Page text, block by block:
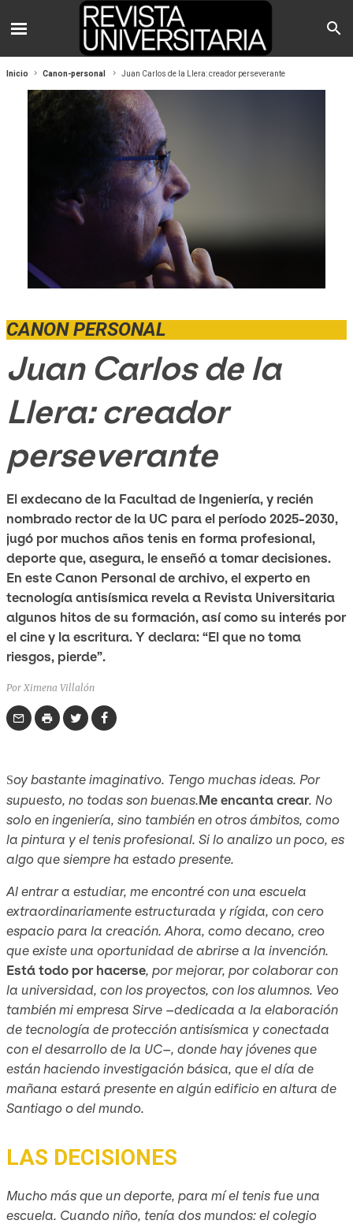
Inicio Canon-personal Juan Carlos de la Llera: creador perseverante
Por Ximena Villalón
CANON PERSONAL
Juan Carlos de la
Llera: creador
perseverante
El exdecano de la Facultad de Ingeniería, y recién
nombrado rector de la UC para el período 2025-2030,
jugó por muchos años tenis en forma profesional,
deporte que, asegura, le enseñó a tomar decisiones.
En este Canon Personal de archivo, el experto en
tecnología antisísmica revela a Revista Universitaria
algunos hitos de su formación, así como su interés por
el cine y la escritura. Y declara: “El que no toma
riesgos, pierde”.
Soy bastante imaginativo. Tengo muchas ideas. Por
supuesto, no todas son buenas.Me encanta crear. No
solo en ingeniería, sino también en otros ámbitos, como
la pintura y el tenis profesional. Si lo analizo un poco, es
algo que siempre ha estado presente.
Al entrar a estudiar, me encontré con una escuela
extraordinariamente estructurada y rígida, con cero
espacio para la creación. Ahora, como decano, creo
que existe una oportunidad de abrirse a la invención.
Está todo por hacerse, por mejorar, por colaborar con
la universidad, con los proyectos, con los alumnos. Veo
también mi empresa Sirve –dedicada a la elaboración
de tecnología de protección antisísmica y conectada
con el desarrollo de la UC–, donde hay jóvenes que
están haciendo investigación básica, que el día de
mañana estará presente en algún edificio en altura de
Santiago o del mundo.
LAS DECISIONES
Mucho más que un deporte, para mí el tenis fue una
escuela. Cuando niño, tenía dos mundos: el colegio